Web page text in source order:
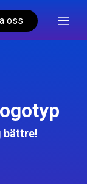
oss
bättre!